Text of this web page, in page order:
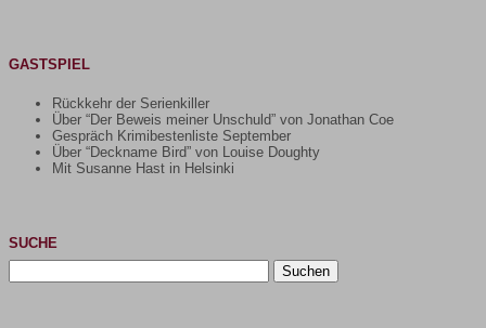
GASTSPIEL
Rückkehr der Serienkiller
Über “Der Beweis meiner Unschuld” von Jonathan Coe
Gespräch Krimibestenliste September
Über “Deckname Bird” von Louise Doughty
Mit Susanne Hast in Helsinki
SUCHE
nach: